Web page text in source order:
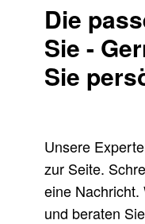
Die
Sie -
Sie
Unsere
zur Seite.
eine
und beraten